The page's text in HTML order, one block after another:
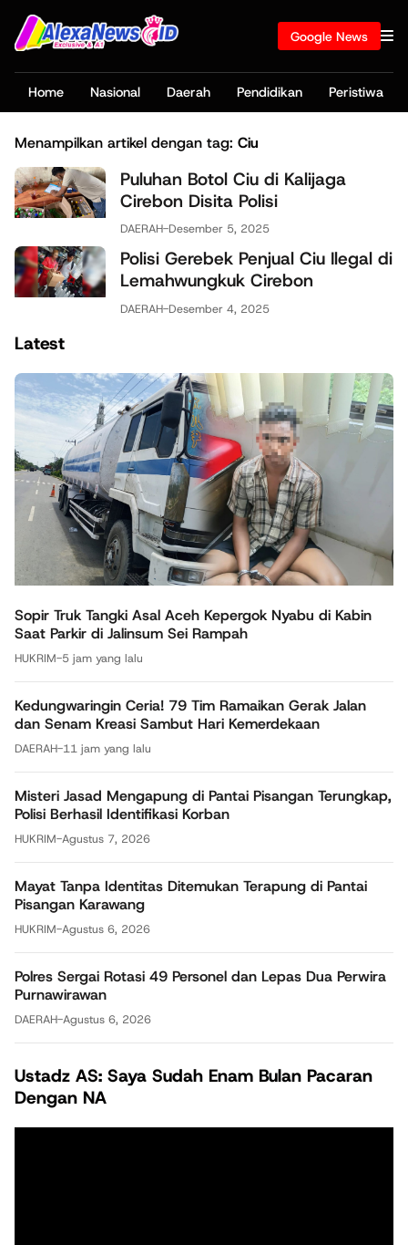
Google News
Home Nasional Daerah Pendidikan Peristiwa
Menampilkan artikel dengan tag: Ciu
Puluhan Botol Ciu di Kalijaga
Cirebon Disita Polisi
DAERAH-Desember 5, 2025
Polisi Gerebek Penjual Ciu Ilegal di
Lemahwungkuk Cirebon
DAERAH-Desember 4, 2025
Latest
Sopir Truk Tangki Asal Aceh Kepergok Nyabu di Kabin
Saat Parkir di Jalinsum Sei Rampah
HUKRIM-5 jam yang lalu
Kedungwaringin Ceria! 79 Tim Ramaikan Gerak Jalan
dan Senam Kreasi Sambut Hari Kemerdekaan
DAERAH-11 jam yang lalu
Misteri Jasad Mengapung di Pantai Pisangan Terungkap,
Polisi Berhasil Identifikasi Korban
HUKRIM-Agustus 7, 2026
Mayat Tanpa Identitas Ditemukan Terapung di Pantai
Pisangan Karawang
HUKRIM-Agustus 6, 2026
Polres Sergai Rotasi 49 Personel dan Lepas Dua Perwira
Purnawirawan
DAERAH-Agustus 6, 2026
Ustadz AS: Saya Sudah Enam Bulan Pacaran
Dengan NA